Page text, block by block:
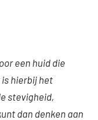
een huid die
hierbij het
stevigheid,
dan denken aan